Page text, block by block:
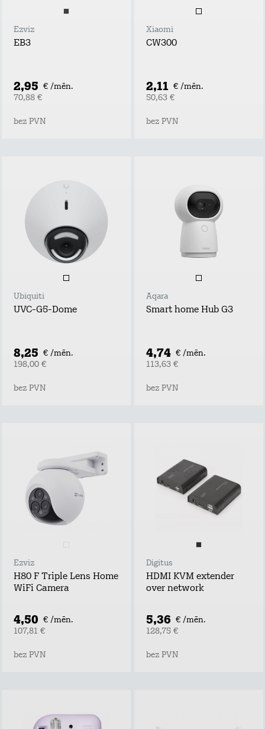
Ezviz
EB3
2,95 € /mēn.
70,88 €
bez PVN
Xiaomi
CW300
2,11 € /mēn.
50,63 €
bez PVN
Ubiquiti
UVC-G5-Dome
8,25 € /mēn.
198,00 €
bez PVN
Aqara
Smart home Hub G3
4,74 € /mēn.
113,63 €
bez PVN
Ezviz
H80 F Triple Lens Home
WiFi Camera
4,50 € /mēn.
107,81 €
bez PVN
Digitus
HDMI KVM extender
over network
5,36 € /mēn.
128,75 €
bez PVN